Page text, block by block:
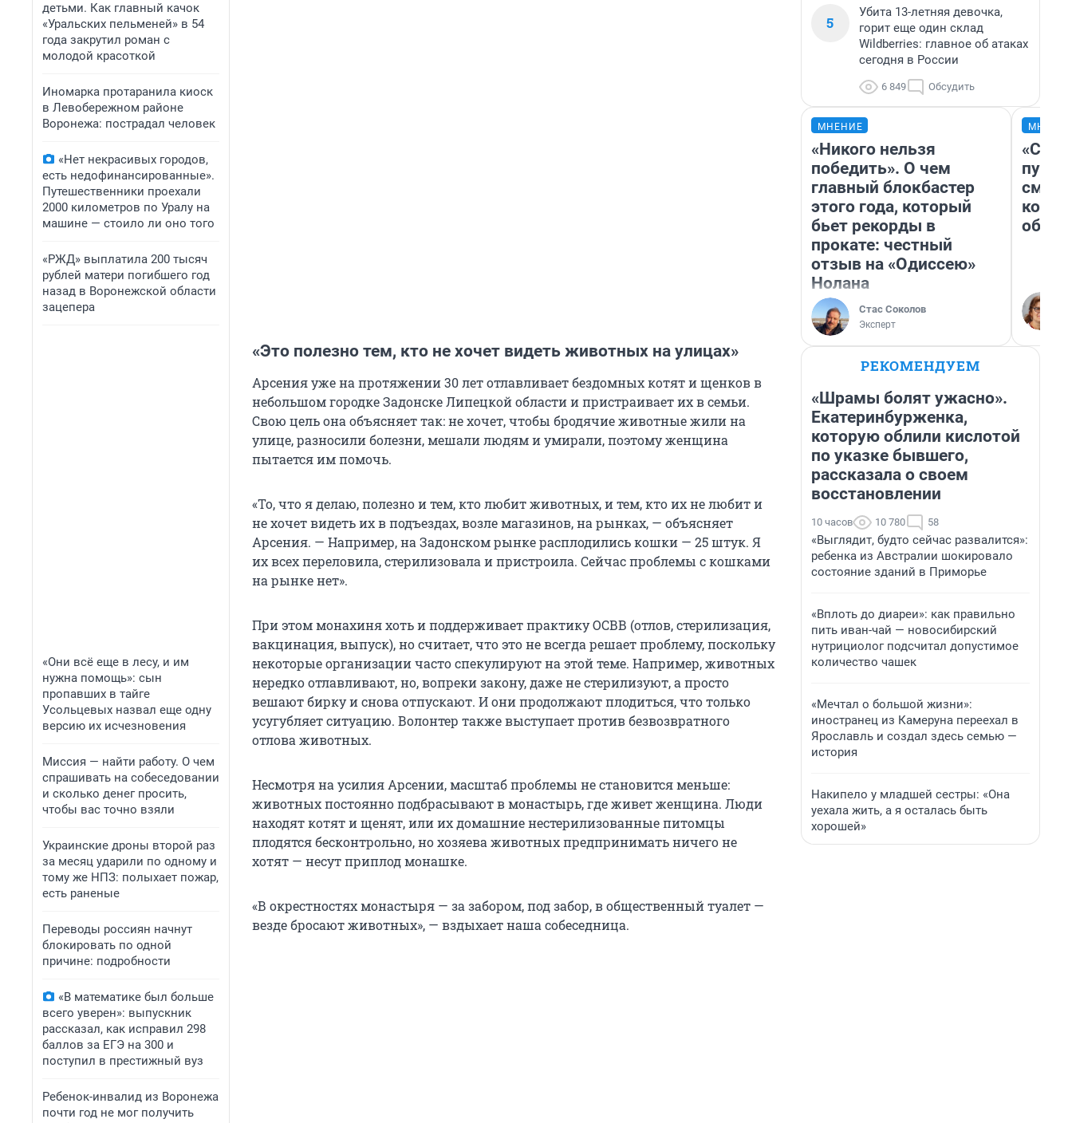
детьми. Как главный качок
«Уральских пельменей» в 54
года закрутил роман с
молодой красоткой
Иномарка протаранила киоск
в Левобережном районе
Воронежа: пострадал человек
«Нет некрасивых городов,
есть недофинансированные».
Путешественники проехали
2000 километров по Уралу на
машине — стоило ли оно того
«РЖД» выплатила 200 тысяч
рублей матери погибшего год
назад в Воронежской области
зацепера
«Они всё еще в лесу, и им
нужна помощь»: сын
пропавших в тайге
Усольцевых назвал еще одну
версию их исчезновения
Миссия — найти работу. О чем
спрашивать на собеседовании
и сколько денег просить,
чтобы вас точно взяли
Украинские дроны второй раз
за месяц ударили по одному и
тому же НПЗ: полыхает пожар,
есть раненые
Переводы россиян начнут
блокировать по одной
причине: подробности
«В математике был больше
всего уверен»: выпускник
рассказал, как исправил 298
баллов за ЕГЭ на 300 и
поступил в престижный вуз
Ребенок-инвалид из Воронежа
почти год не мог получить
«Это полезно тем, кто не хочет видеть животных на улицах»
Арсения уже на протяжении 30 лет отлавливает бездомных котят и щенков в
небольшом городке Задонске Липецкой области и пристраивает их в семьи.
Свою цель она объясняет так: не хочет, чтобы бродячие животные жили на
улице, разносили болезни, мешали людям и умирали, поэтому женщина
пытается им помочь.
«То, что я делаю, полезно и тем, кто любит животных, и тем, кто их не любит и
не хочет видеть их в подъездах, возле магазинов, на рынках, — объясняет
Арсения. — Например, на Задонском рынке расплодились кошки — 25 штук. Я
их всех переловила, стерилизовала и пристроила. Сейчас проблемы с кошками
на рынке нет».
При этом монахиня хоть и поддерживает практику ОСВВ (отлов, стерилизация,
вакцинация, выпуск), но считает, что это не всегда решает проблему, поскольку
некоторые организации часто спекулируют на этой теме. Например, животных
нередко отлавливают, но, вопреки закону, даже не стерилизуют, а просто
вешают бирку и снова отпускают. И они продолжают плодиться, что только
усугубляет ситуацию. Волонтер также выступает против безвозвратного
отлова животных.
Несмотря на усилия Арсении, масштаб проблемы не становится меньше:
животных постоянно подбрасывают в монастырь, где живет женщина. Люди
находят котят и щенят, или их домашние нестерилизованные питомцы
плодятся бесконтрольно, но хозяева животных предпринимать ничего не
хотят — несут приплод монашке.
«В окрестностях монастыря — за забором, под забор, в общественный туалет —
везде бросают животных», — вздыхает наша собеседница.
5
Убита 13-летняя девочка,
горит еще один склад
Wildberries: главное об атаках
сегодня в России
6 849 Обсудить
МНЕНИЕ
«Никого нельзя
победить». О чем
главный блокбастер
этого года, который
бьет рекорды в
прокате: честный
отзыв на «Одиссею»
Нолана
Стас Соколов
Эксперт
РЕКОМЕНДУЕМ
«Шрамы болят ужасно».
Екатеринбурженка,
которую облили кислотой
по указке бывшего,
рассказала о своем
восстановлении
10 часов 10 780 58
«Выглядит, будто сейчас развалится»:
ребенка из Австралии шокировало
состояние зданий в Приморье
«Вплоть до диареи»: как правильно
пить иван-чай — новосибирский
нутрициолог подсчитал допустимое
количество чашек
«Мечтал о большой жизни»:
иностранец из Камеруна переехал в
Ярославль и создал здесь семью —
история
Накипело у младшей сестры: «Она
уехала жить, а я осталась быть
хорошей»